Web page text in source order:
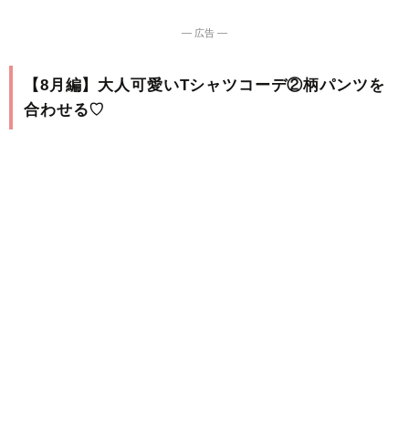
― 広告 ―
【8月編】大人可愛いTシャツコーデ②柄パンツを
合わせる♡